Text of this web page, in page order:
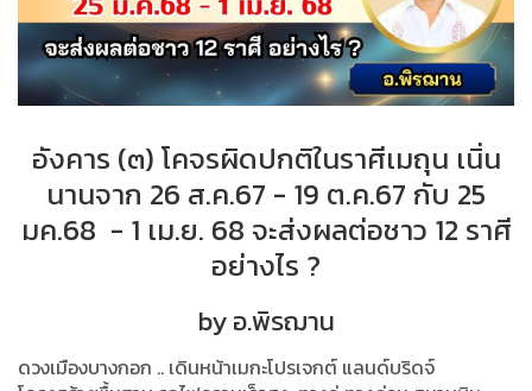
อังคาร (๓) โคจรผิดปกติในราศีเมถุน เนิ่น
นานจาก 26 ส.ค.67 - 19 ต.ค.67 กับ 25
มค.68 - 1 เม.ย. 68 จะส่งผลต่อชาว 12 ราศี
อย่างไร ?
by อ.พิรฌาน
ดวงเมืองบางกอก .. เดินหน้าเมกะโปรเจกต์ แลนด์บริดจ์